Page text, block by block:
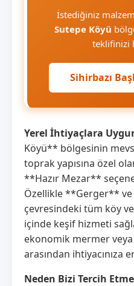
İstediğiniz
Sutepe Köyü
teklifinizi
Sihirbazı
Yerel İhtiyaçlara
Köyü** bölgesinin
toprak yapısına özel
**Hazır Mezar**
Özellikle **Gerger**
çevresindeki tüm köy
içinde keşif hizmeti
ekonomik mermer
arasından ihtiyacınıza
Neden Bizi Tercih